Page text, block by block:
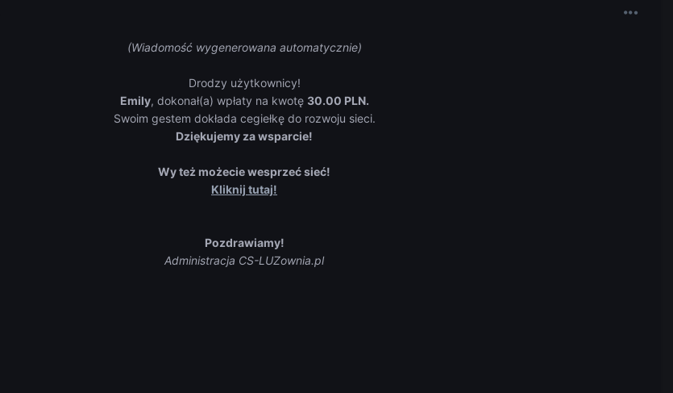
(Wiadomość wygenerowana automatycznie)
Drodzy użytkownicy!
Emily, dokonał(a) wpłaty na kwotę 30.00 PLN.
Swoim gestem dokłada cegiełkę do rozwoju sieci.
Dziękujemy za wsparcie!
Wy też możecie wesprzeć sieć!
Kliknij tutaj!
Pozdrawiamy!
Administracja CS-LUZownia.pl